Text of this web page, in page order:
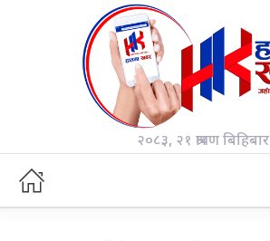
२०८३, २१ श्रावण बिहिबार